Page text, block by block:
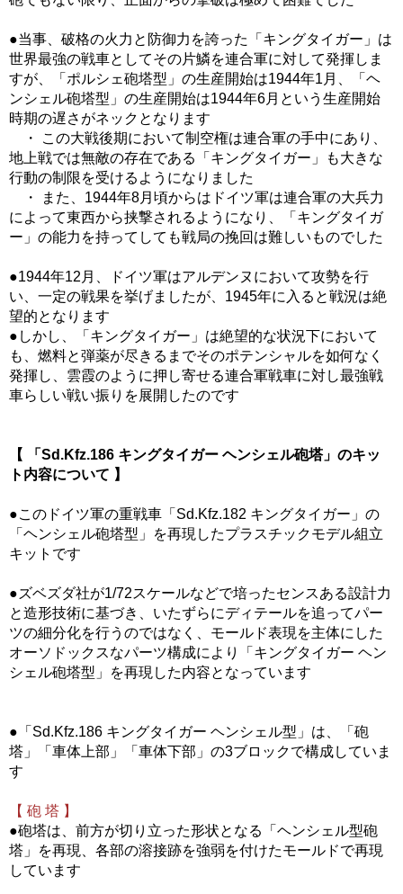
●当事、破格の火力と防御力を誇った「キングタイガー」は
世界最強の戦車としてその片鱗を連合軍に対して発揮しま
すが、「ポルシェ砲塔型」の生産開始は1944年1月、「ヘ
ンシェル砲塔型」の生産開始は1944年6月という生産開始
時期の遅さがネックとなります
・ この大戦後期において制空権は連合軍の手中にあり、
地上戦では無敵の存在である「キングタイガー」も大きな
行動の制限を受けるようになりました
・ また、1944年8月頃からはドイツ軍は連合軍の大兵力
によって東西から挟撃されるようになり、「キングタイガ
ー」の能力を持ってしても戦局の挽回は難しいものでした
●1944年12月、ドイツ軍はアルデンヌにおいて攻勢を行
い、一定の戦果を挙げましたが、1945年に入ると戦況は絶
望的となります
●しかし、「キングタイガー」は絶望的な状況下において
も、燃料と弾薬が尽きるまでそのポテンシャルを如何なく
発揮し、雲霞のように押し寄せる連合軍戦車に対し最強戦
車らしい戦い振りを展開したのです
【 「Sd.Kfz.186 キングタイガー ヘンシェル砲塔」のキッ
ト内容について 】
●このドイツ軍の重戦車「Sd.Kfz.182 キングタイガー」の
「ヘンシェル砲塔型」を再現したプラスチックモデル組立
キットです
●ズベズダ社が1/72スケールなどで培ったセンスある設計力
と造形技術に基づき、いたずらにディテールを追ってパー
ツの細分化を行うのではなく、モールド表現を主体にした
オーソドックスなパーツ構成により「キングタイガー ヘン
シェル砲塔型」を再現した内容となっています
●「Sd.Kfz.186 キングタイガー ヘンシェル型」は、「砲
塔」「車体上部」「車体下部」の3ブロックで構成していま
す
【 砲 塔 】
●砲塔は、前方が切り立った形状となる「ヘンシェル型砲
塔」を再現、各部の溶接跡を強弱を付けたモールドで再現
しています